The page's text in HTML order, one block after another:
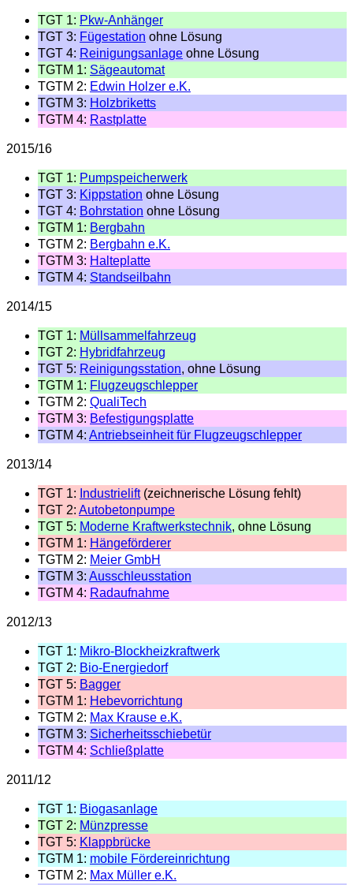
TGT 1: Pkw-Anhänger
TGT 3: Fügestation ohne Lösung
TGT 4: Reinigungsanlage ohne Lösung
TGTM 1: Sägeautomat
TGTM 2: Edwin Holzer e.K.
TGTM 3: Holzbriketts
TGTM 4: Rastplatte
2015/16
TGT 1: Pumpspeicherwerk
TGT 3: Kippstation ohne Lösung
TGT 4: Bohrstation ohne Lösung
TGTM 1: Bergbahn
TGTM 2: Bergbahn e.K.
TGTM 3: Halteplatte
TGTM 4: Standseilbahn
2014/15
TGT 1: Müllsammelfahrzeug
TGT 2: Hybridfahrzeug
TGT 5: Reinigungsstation, ohne Lösung
TGTM 1: Flugzeugschlepper
TGTM 2: QualiTech
TGTM 3: Befestigungsplatte
TGTM 4: Antriebseinheit für Flugzeugschlepper
2013/14
TGT 1: Industrielift(zeichnerische Lösung fehlt)
TGT 2: Autobetonpumpe
TGT 5: Moderne Kraftwerkstechnik, ohne Lösung
TGTM 1: Hängeförderer
TGTM 2: Meier GmbH
TGTM 3: Ausschleusstation
TGTM 4: Radaufnahme
2012/13
TGT 1: Mikro-Blockheizkraftwerk
TGT 2: Bio-Energiedorf
TGT 5: Bagger
TGTM 1: Hebevorrichtung
TGTM 2: Max Krause e.K.
TGTM 3: Sicherheitsschiebetür
TGTM 4: Schließplatte
2011/12
TGT 1: Biogasanlage
TGT 2: Münzpresse
TGT 5: Klappbrücke
TGTM 1: mobile Fördereinrichtung
TGTM 2: Max Müller e.K.